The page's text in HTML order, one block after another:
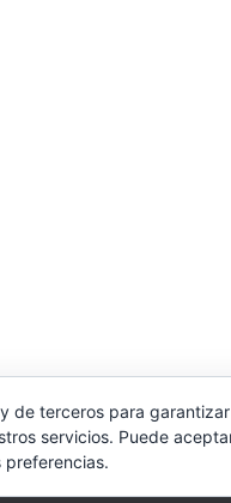
de terceros para
servicios. Puede
preferencias.